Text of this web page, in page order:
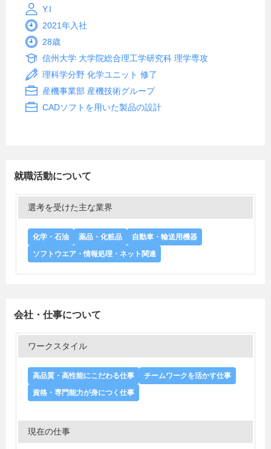
Y.I
2021年入社
28歳
信州大学 大学院総合理工学研究科 理学専攻
理科学分野 化学ユニット 修了
産機事業部 産機技術グループ
CADソフトを用いた製品の設計
就職活動について
選考を受けた主な業界
化学・石油 薬品・化粧品
自動車・輸送用機器
ソフトウエア・情報処理・ネット関連
会社・仕事について
ワークスタイル
高品質・高性能にこだわる仕事
チームワークを活かす仕事
資格・専門能力が身につく仕事
現在の仕事